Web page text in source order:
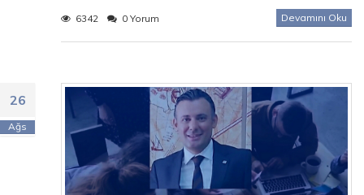
6342 0 Yorum Devamını Oku
26
Ağs